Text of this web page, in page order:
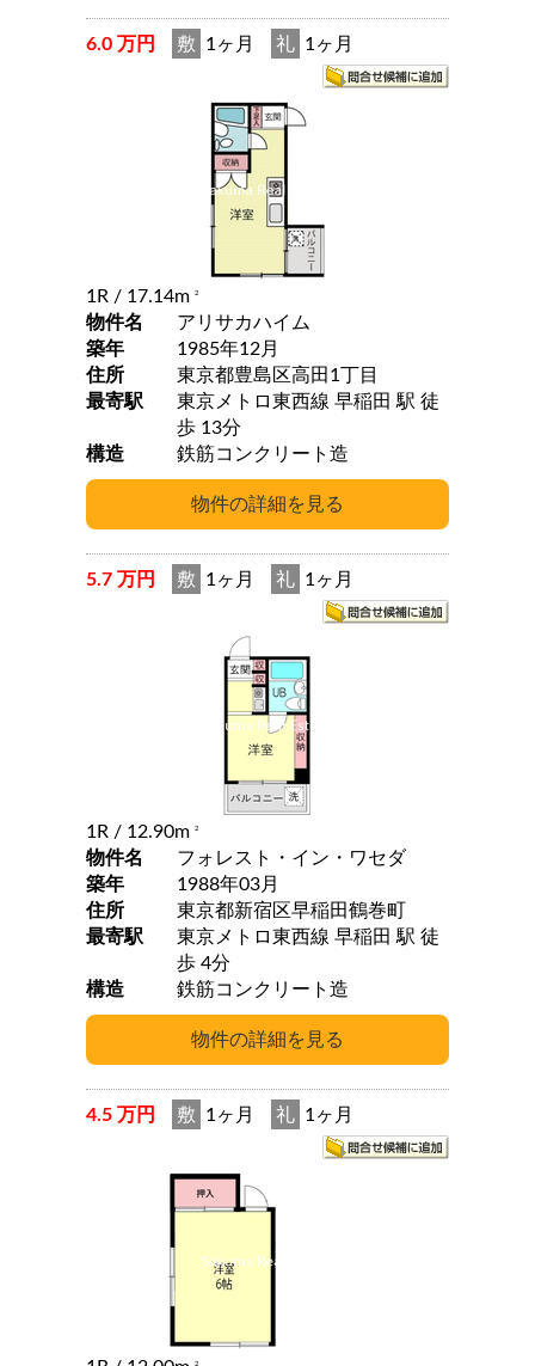
6.0 万円 敷 1ヶ月 礼 1ヶ月
1R / 17.14m 2
物件名
アリサカハイム
築年
1985年12月
住所
東京都豊島区高田1丁目
最寄駅
東京メトロ東西線 早稲田 駅 徒
歩 13分
構造
鉄筋コンクリート造
5.7 万円 敷 1ヶ月 礼 1ヶ月
1R / 12.90m 2
物件名
フォレスト・イン・ワセダ
築年
1988年03月
住所
東京都新宿区早稲田鶴巻町
最寄駅
東京メトロ東西線 早稲田 駅 徒
歩 4分
構造
鉄筋コンクリート造
4.5 万円 敷 1ヶ月 礼 1ヶ月
2